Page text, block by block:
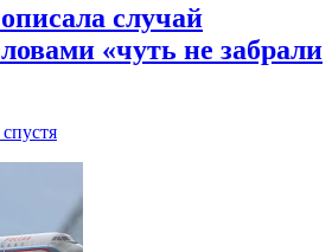
случай
«чуть не забрали